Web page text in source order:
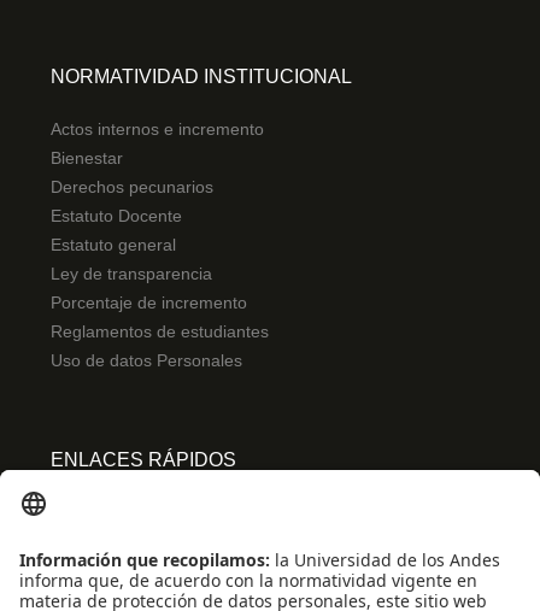
NORMATIVIDAD INSTITUCIONAL
Actos internos e incremento
Bienestar
Derechos pecunarios
Estatuto Docente
Estatuto general
Ley de transparencia
Porcentaje de incremento
Reglamentos de estudiantes
Uso de datos Personales
ENLACES RÁPIDOS
Convivencia y transparencia
Emergencias: Extensión 0000